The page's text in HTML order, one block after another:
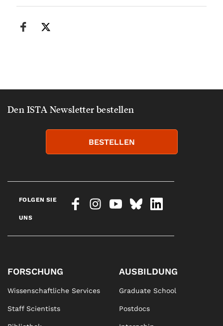
Den ISTA Newsletter bestellen
BESTELLEN
FOLGEN SIE
UNS
FORSCHUNG
Wissenschaftliche Services
Staff Scientists
AUSBILDUNG
Graduate School
Postdocs